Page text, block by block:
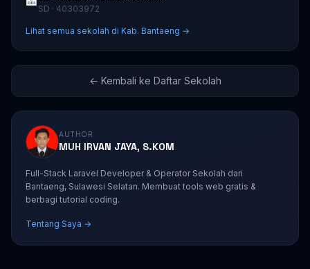
SD · 40303972
Lihat semua sekolah di Kab. Bantaeng →
← Kembali ke Daftar Sekolah
AUTHOR
MUH IRVAN JAYA, S.KOM
Full-Stack Laravel Developer & Operator Sekolah dari
Bantaeng, Sulawesi Selatan. Membuat tools web gratis &
berbagi tutorial coding.
Tentang Saya →